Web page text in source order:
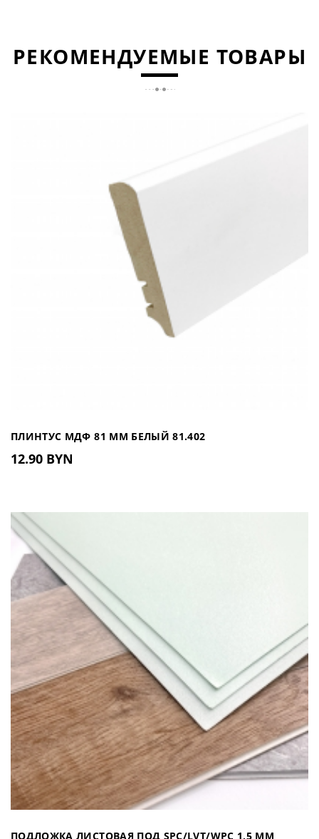
РЕКОМЕНДУЕМЫЕ ТОВАРЫ
ПЛИНТУС МДФ 81 ММ БЕЛЫЙ 81.402
12.90 BYN
ПОДЛОЖКА ЛИСТОВАЯ ПОД SPC/LVT/WPC 1,5 ММ